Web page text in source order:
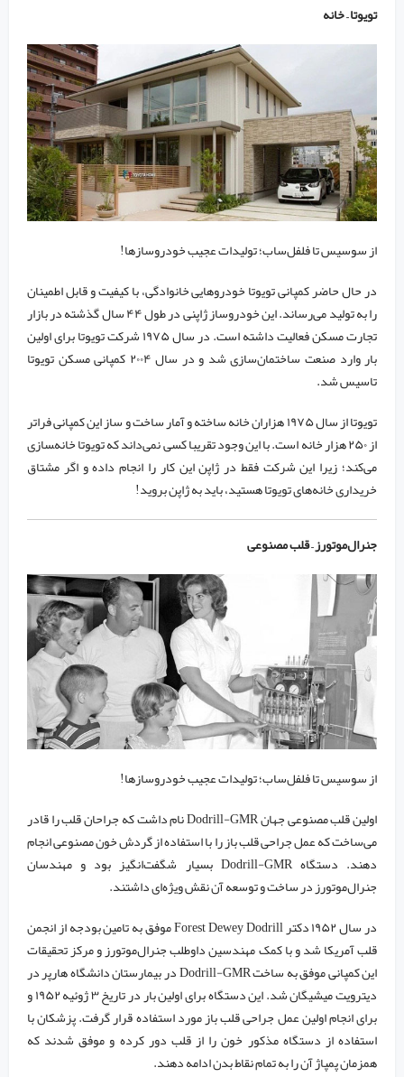
تویوتا – خانه
از سوسیس تا فلفل‌ساب؛ تولیدات عجیب خودروسازها!
در حال حاضر کمپانی تویوتا خودرو‌هایی خانوادگی، با کیفیت و قابل اطمینان
را به تولید می‌رساند. این خودروساز ژاپنی در طول ۴۴ سال گذشته در بازار
تجارت مسکن فعالیت داشته است. در سال ۱۹۷۵ شرکت تویوتا برای اولین
بار وارد صنعت ساختمان‌سازی شد و در سال ۲۰۰۴ کمپانی مسکن تویوتا
تاسیس شد.
تویوتا از سال ۱۹۷۵ هزاران خانه ساخته و آمار ساخت و ساز این کمپانی فراتر
از ۲۵۰ هزار خانه است. با این وجود تقریبا کسی نمی‌داند که تویوتا خانه‌‍سازی
می‌کند؛ زیرا این شرکت فقط در ژاپن این کار را انجام داده و اگر مشتاق
خریداری خانه‌های تویوتا هستید، باید به ژاپن بروید!
جنرال‌موتورز – قلب مصنوعی
از سوسیس تا فلفل‌ساب؛ تولیدات عجیب خودروسازها!
اولین قلب مصنوعی جهان Dodrill-GMR نام داشت که جراحان قلب را قادر
می‌ساخت که عمل جراحی قلب باز را با استفاده از گردش خون مصنوعی انجام
دهند. دستگاه Dodrill-GMR بسیار شگفت‌انگیز بود و مهندسان
جنرال‌موتورز در ساخت و توسعه آن نقش ویژه‌ای داشتند.
در سال ۱۹۵۲ دکتر Forest Dewey Dodrill موفق به تامین بودجه از انجمن
قلب آمریکا شد و با کمک مهندسین داوطلب جنرا‌ل‌موتورز و مرکز تحقیقات
این کمپانی موفق به ساخت Dodrill-GMR در بیمارستان دانشگاه هارپر در
دیترویت میشیگان شد. این دستگاه برای اولین بار در تاریخ ۳ ژوئیه ۱۹۵۲ و
برای انجام اولین عمل جراحی قلب باز مورد استفاده قرار گرفت. پزشکان با
استفاده از دستگاه مذکور خون را از قلب دور کرده و موفق شدند که
همزمان پمپاژ آن را به تمام نقاط بدن ادامه دهند.